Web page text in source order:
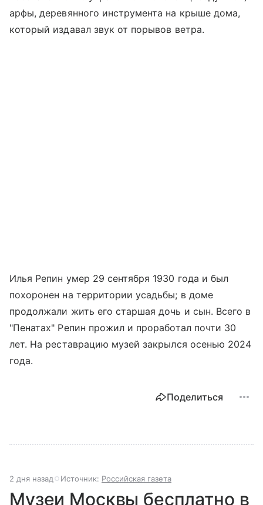
арфы, деревянного инструмента на крыше дома,
который издавал звук от порывов ветра.
Илья Репин умер 29 сентября 1930 года и был
похоронен на территории усадьбы; в доме
продолжали жить его старшая дочь и сын. Всего в
"Пенатах" Репин прожил и проработал почти 30
лет. На реставрацию музей закрылся осенью 2024
года.
Поделиться
2 дня назад Источник: Российская газета
Музеи Москвы бесплатно в